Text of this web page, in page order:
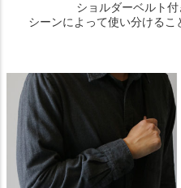
ショルダーベルト付
シーンによって使い分けるこ